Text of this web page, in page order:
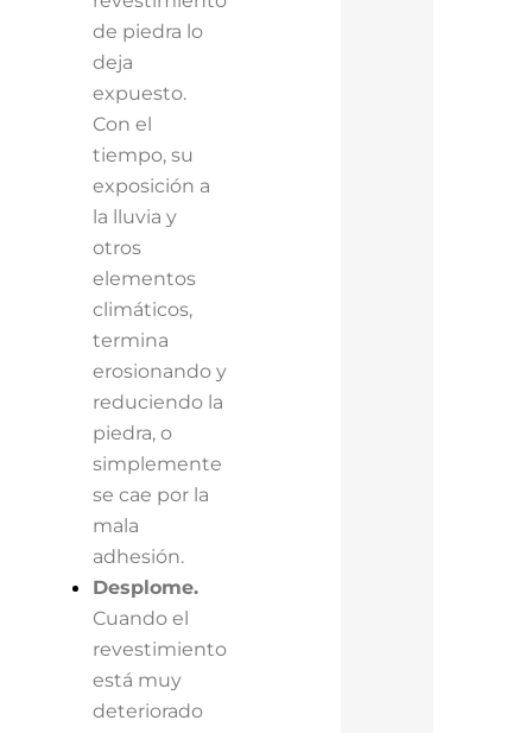
de piedra lo
deja
expuesto.
Con el
tiempo, su
exposición a
la lluvia y
otros
elementos
climáticos,
termina
erosionando y
reduciendo la
piedra, o
simplemente
se cae por la
mala
adhesión.
Desplome.
Cuando el
revestimiento
está muy
deteriorado